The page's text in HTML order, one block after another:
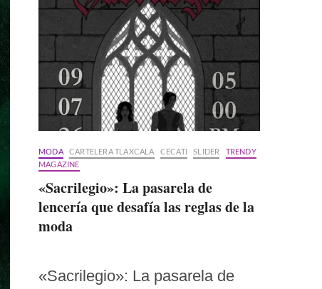
MODA CARTELERA TLAXCALA CECATI SLIDER
TRENDY
MAGAZINE
«Sacrilegio»: La pasarela de
lencería que desafía las reglas de la
moda
«Sacrilegio»: La pasarela de